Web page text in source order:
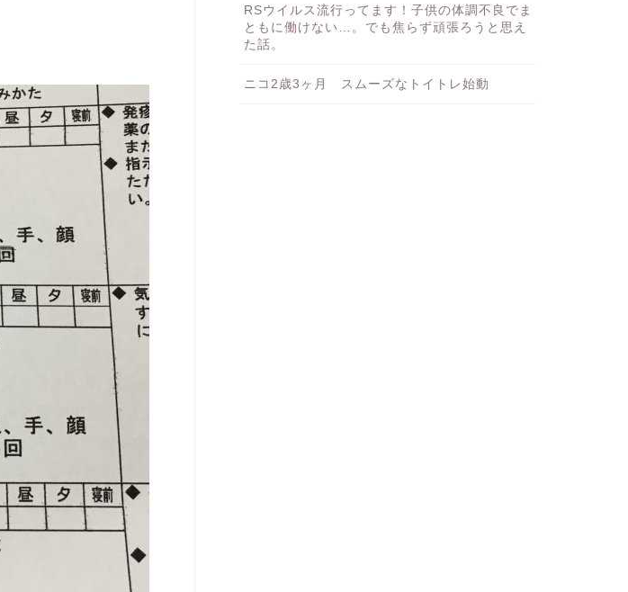
RSウイルス流行ってます！子供の体調不良でま
ともに働けない…。でも焦らず頑張ろうと思え
た話。
ニコ2歳3ヶ月 スムーズなトイトレ始動